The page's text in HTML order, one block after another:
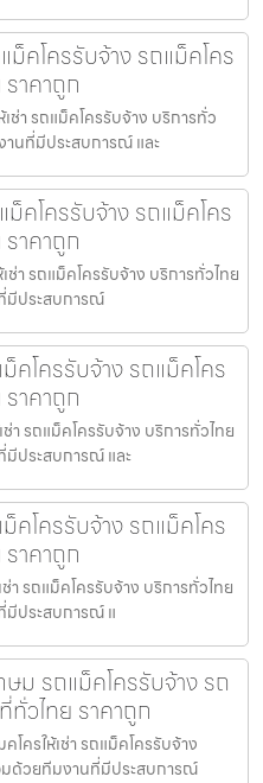
คโครรับจ้าง รถแม็คโคร
าคาถูก
ช่า รถแม็คโครรับจ้าง บริการทั่ว
านที่มีประสบการณ์ และ
คโครรับจ้าง รถแม็คโคร
าคาถูก
ช่า รถแม็คโครรับจ้าง บริการทั่วไทย
มีประสบการณ์
คโครรับจ้าง รถแม็คโคร
าคาถูก
า รถแม็คโครรับจ้าง บริการทั่วไทย
มีประสบการณ์ และ
คโครรับจ้าง รถแม็คโคร
าคาถูก
ช่า รถแม็คโครรับจ้าง บริการทั่วไทย
มีประสบการณ์ แ
ม รถแม็คโครรับจ้าง รถ
ทั่วไทย ราคาถูก
ครให้เช่า รถแม็คโครรับจ้าง
มด้วยทีมงานที่มีประสบการณ์